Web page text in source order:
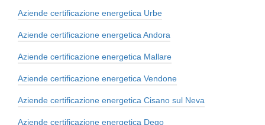
Aziende certificazione energetica Urbe
Aziende certificazione energetica Andora
Aziende certificazione energetica Mallare
Aziende certificazione energetica Vendone
Aziende certificazione energetica Cisano sul Neva
Aziende certificazione energetica Dego